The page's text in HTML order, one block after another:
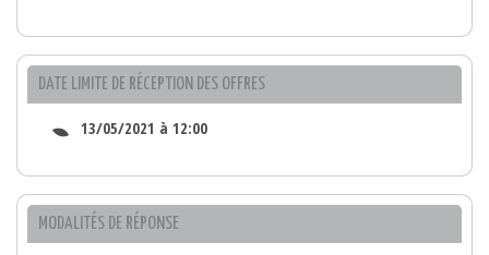
DATE LIMITE DE RÉCEPTION DES OFFRES
13/05/2021 à 12:00
MODALITÉS DE RÉPONSE